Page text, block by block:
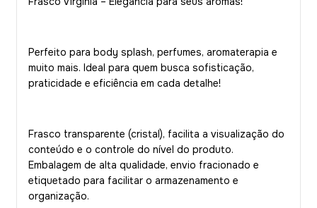
Perfeito para body splash, perfumes, aromaterapia e
muito mais. Ideal para quem busca sofisticação,
praticidade e eficiência em cada detalhe!
Frasco transparente (cristal), facilita a visualização do
conteúdo e o controle do nível do produto.
Embalagem de alta qualidade, envio fracionado e
etiquetado para facilitar o armazenamento e
organização.